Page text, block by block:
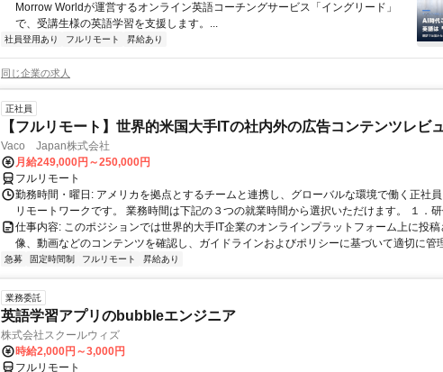
Morrow Worldが運営するオンライン英語コーチングサービス「イングリード」
で、受講生様の英語学習を支援します。...
社員登用あり フルリモート 昇給あり
同じ企業の求人
正社員
【フルリモート】世界的米国大手ITの社内外の広告コンテンツレビ
Vaco Japan株式会社
月給249,000円～250,000円
フルリモート
勤務時間・曜日: アメリカを拠点とするチームと連携し、グローバルな環境で働く正社
リモートワークです。 業務時間は下記の３つの就業時間から選択いただけます。 １．
仕事内容: このポジションでは世界的大手IT企業のオンラインプラットフォーム上に投
像、動画などのコンテンツを確認し、ガイドラインおよびポリシーに基づいて適切に管
急募 固定時間制 フルリモート 昇給あり
業務委託
英語学習アプリのbubbleエンジニア
株式会社スクールウィズ
時給2,000円～3,000円
フルリモート